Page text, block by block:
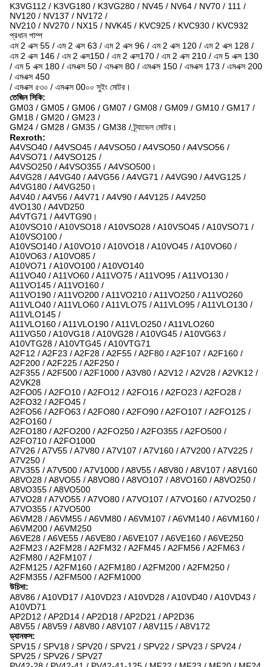
K3VG112 / K3VG180 / K3VG280 / NV45 / NV64 / NV70 / 111 /
NV120 / NV137 / NV172 /
NV210 / NV270 / NX15 / NVK45 / KVC925 / KVC930 / KVC932
প্রধান পাম্প
এম 2 এক্স 55 / এম 2 এক্স 63 / এম 2 এক্স 96 / এম 2 এক্স 120 / এম 2 এক্স 128 /
এম 2 এক্স 146 / এম 2 এক্স150 / এম 2 এক্স170 / এম 2 এক্স 210 / এম 5 এক্স 130
/ এম 5 এক্স 180 / এমএক্স 50 / এমএক্স 80 / এমএক্স 150 / এমএক্স 173 / এমএক্স 200
/ এমএক্স 450
/ এমএক্স ৫৩০ / এমএক্স 00০০ সুইং মোটর।
তেজিন সিকি:
GM03 / GM05 / GM06 / GM07 / GM08 / GM09 / GM10 / GM17 /
GM18 / GM20 / GM23 /
GM24 / GM28 / GM35 / GM38 / ট্র্যাভেল মোটর।
Rexroth:
A4VSO40 / A4VSO45 / A4VSO50 / A4VSO50 / A4VSO56 /
A4VSO71 / A4VSO125 /
A4VSO250 / A4VSO355 / A4VSO500।
A4VG28 / A4VG40 / A4VG56 / A4VG71 / A4VG90 / A4VG125 /
A4VG180 / A4VG250।
A4V40 / A4V56 / A4V71 / A4V90 / A4V125 / A4V250
4VO130 / A4VD250
A4VTG71 / A4VTG90।
A10VSO10 / A10VSO18 / A10VSO28 / A10VSO45 / A10VSO71 /
A10VSO100 /
A10VSO140 / A10VO10 / A10VO18 / A10VO45 / A10VO60 /
A10VO63 / A10VO85 /
A10VO71 / A10VO100 / A10VO140
A11VO40 / A11VO60 / A11VO75 / A11VO95 / A11VO130 /
A11VO145 / A11VO160 /
A11VO190 / A11VO200 / A11VO210 / A11VO250 / A11VO260
A11VLO40 / A11VLO60 / A11VLO75 / A11VLO95 / A11VLO130 /
A11VLO145 /
A11VLO160 / A11VLO190 / A11VLO250 / A11VLO260
A11VG50 / A10VG18 / A10VG28 / A10VG45 / A10VG63 /
A10VTG28 / A10VTG45 / A10VTG71
A2F12 / A2F23 / A2F28 / A2F55 / A2F80 / A2F107 / A2F160 /
A2F200 / A2F225 / A2F250 /
A2F355 / A2F500 / A2F1000 / A3V80 / A2V12 / A2V28 / A2VK12 /
A2VK28
A2FO05 / A2FO10 / A2FO12 / A2FO16 / A2FO23 / A2FO28 /
A2FO32 / A2FO45 /
A2FO56 / A2FO63 / A2FO80 / A2FO90 / A2FO107 / A2FO125 /
A2FO160 /
A2FO180 / A2FO200 / A2FO250 / A2FO355 / A2FO500 /
A2FO710 / A2FO1000
A7V26 / A7V55 / A7V80 / A7V107 / A7V160 / A7V200 / A7V225 /
A7V250 /
A7V355 / A7V500 / A7V1000 / A8V55 / A8V80 / A8V107 / A8V160
A8VO28 / A8VO55 / A8VO80 / A8VO107 / A8VO160 / A8VO250 /
A8VO355 / A8VO500
A7VO28 / A7VO55 / A7VO80 / A7VO107 / A7VO160 / A7VO250 /
A7VO355 / A7VO500
A6VM28 / A6VM55 / A6VM80 / A6VM107 / A6VM140 / A6VM160 /
A6VM200 / A6VM250
A6VE28 / A6VE55 / A6VE80 / A6VE107 / A6VE160 / A6VE250
A2FM23 / A2FM28 / A2FM32 / A2FM45 / A2FM56 / A2FM63 /
A2FM80 / A2FM107 /
A2FM125 / A2FM160 / A2FM180 / A2FM200 / A2FM250 /
A2FM355 / A2FM500 / A2FM1000
উচিদা:
A8V86 / A10VD17 / A10VD23 / A10VD28 / A10VD40 / A10VD43 /
A10VD71
AP2D12 / AP2D14 / AP2D18 / AP2D21 / AP2D36
A8V55 / A8V59 / A8V80 / A8V107 / A8V115 / A8V172
ড্যানফস:
SPV15 / SPV18 / SPV20 / SPV21 / SPV22 / SPV23 / SPV24 /
SPV25 / SPV26 / SPV27